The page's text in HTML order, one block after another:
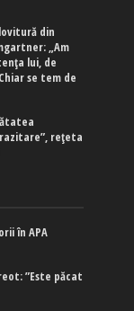
din
„Am
lui, de
se tem de
rețeta
în APA
”Este păcat